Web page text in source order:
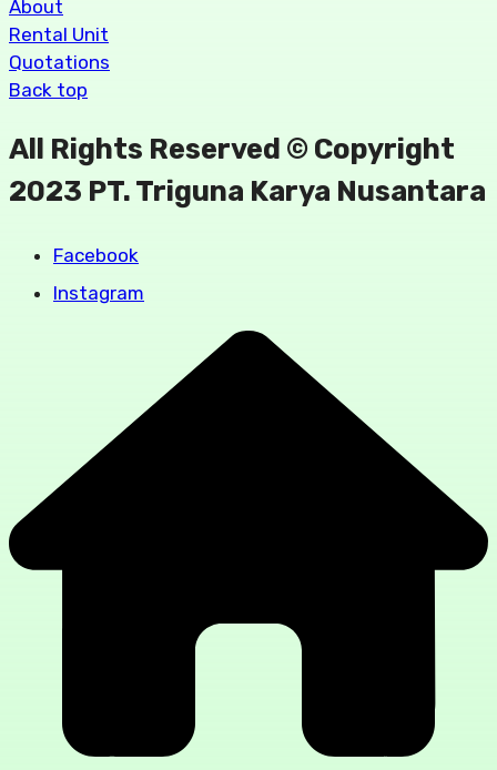
About
Rental Unit
Quotations
Back top
All Rights Reserved © Copyright
2023 PT. Triguna Karya Nusantara
Facebook
Instagram